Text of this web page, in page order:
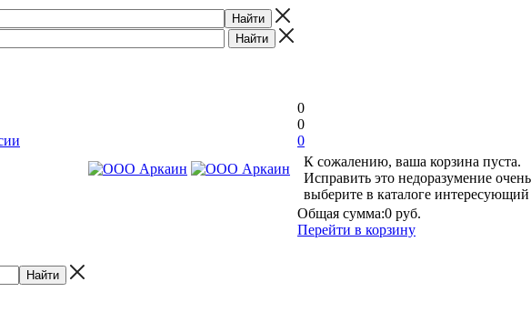
0
0
0
К сожалению, ваша корзина пуста.
Исправить это недоразумение
выберите в каталоге
Общая сумма:0 руб.
Перейти в корзину